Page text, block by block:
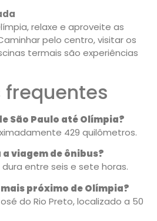
relaxe e aproveite as
pelo centro, visitar os
termais são experiências
frequentes
São Paulo até Olímpia?
429 quilômetros.
viagem de ônibus?
entre seis e sete horas.
próximo de Olímpia?
do Rio Preto, localizado a 50